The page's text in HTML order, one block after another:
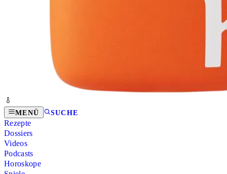
MENÜ SUCHE
Rezepte
Dossiers
Videos
Podcasts
Horoskope